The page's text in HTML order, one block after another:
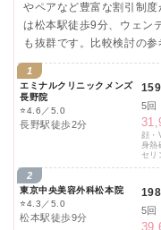
やペアなど豊富な割引制
は松本駅徒歩9分、ウェン
も抜群です。比較検討の参
1
エミナルクリニックメンズ
長野院
⭐4.6／5.0
長野駅徒歩2分
5回
顔・
身熱
セリ
2
東京中央美容外科松本院
⭐4.3／5.0
松本駅徒歩9分
5回